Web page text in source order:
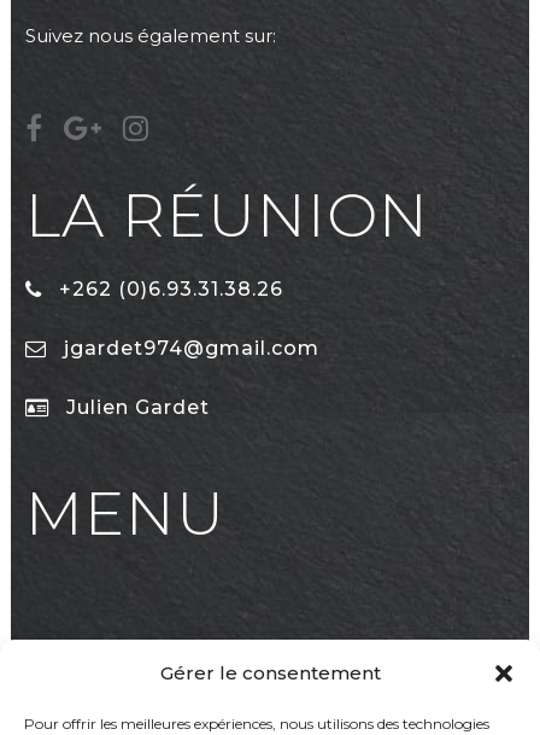
Gérer le consentement
Pour offrir les meilleures expériences, nous utilisons des technologies
Suivez nous également sur:
LA RÉUNION
+262 (0)6.93.31.38.26
jgardet974@gmail.com
Julien Gardet
MENU